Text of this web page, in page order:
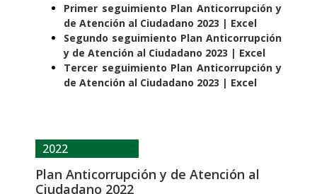
Primer seguimiento Plan Anticorrupción y
de Atención al Ciudadano 2023 | Excel
Segundo seguimiento Plan Anticorrupción
y de Atención al Ciudadano 2023 | Excel
Tercer seguimiento Plan Anticorrupción y
de Atención al Ciudadano 2023 | Excel
2022
Plan Anticorrupción y de Atención al
Ciudadano 2022